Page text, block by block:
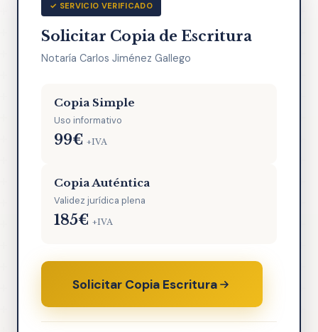
✓ SERVICIO VERIFICADO
Solicitar Copia de Escritura
Notaría Carlos Jiménez Gallego
Copia Simple
Uso informativo
99€ +IVA
Copia Auténtica
Validez jurídica plena
185€ +IVA
Solicitar Copia Escritura